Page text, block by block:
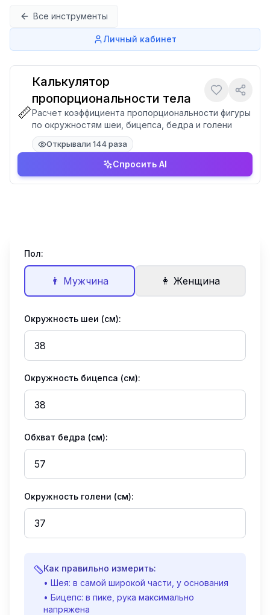
Все инструменты
Личный кабинет
📏
Калькулятор
пропорциональности тела
Расчет коэффициента пропорциональности фигуры
по окружностям шеи, бицепса, бедра и голени
Открывали 144 раза
Спросить AI
Пол:
👨 Мужчина 👩 Женщина
Окружность шеи (см):
Окружность бицепса (см):
Обхват бедра (см):
Окружность голени (см):
Как правильно измерить:
• Шея: в самой широкой части, у основания
• Бицепс: в пике, рука максимально
напряжена